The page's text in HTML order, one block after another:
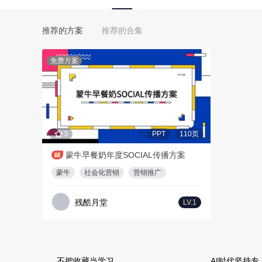
推荐的方案 推荐的合集
免费方案
3 PPT 110页
蒙牛早餐奶年度SOCIAL传播方案
蒙牛 社会化营销 营销推广
残酷月堂 LV.1